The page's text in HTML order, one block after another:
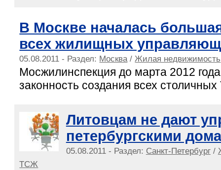
В Москве началась
всех жилищных
05.08.2011 - Раздел: Москва / Жилая недвижимость
Мосжилинспекция до марта 2012
законность создания всех
Литовцам не дают
петербургскими
05.08.2011 - Раздел: Санкт-Петербург/
ТСЖ